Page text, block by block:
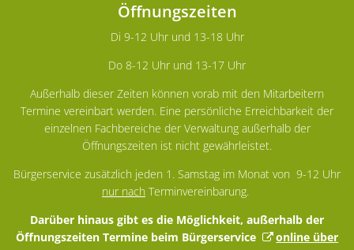
Öffnungszeiten
Di 9-12 Uhr und 13-18 Uhr
Do 8-12 Uhr und 13-17 Uhr
Außerhalb dieser Zeiten können vorab mit den Mitarbeitern
Termine vereinbart werden. Eine persönliche Erreichbarkeit der
einzelnen Fachbereiche der Verwaltung außerhalb der
Öffnungszeiten ist nicht gewährleistet.
Bürgerservice zusätzlich jeden 1. Samstag im Monat von 9-12 Uhr
nur nach Terminvereinbarung.
Darüber hinaus gibt es die Möglichkeit, außerhalb der
Öffnungszeiten Termine beim Bürgerservice
online über